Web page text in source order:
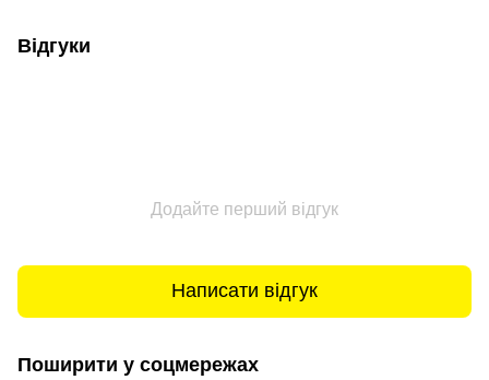
Відгуки
Додайте перший відгук
Написати відгук
Поширити у соцмережах